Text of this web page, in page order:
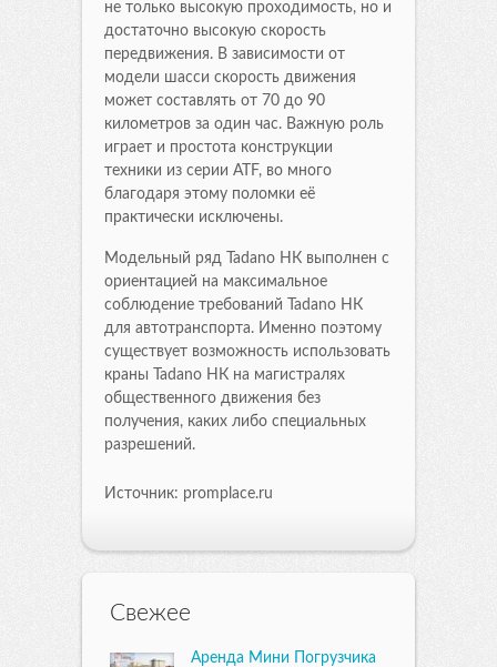
не только высокую проходимость, но и
достаточно высокую скорость
передвижения. В зависимости от
модели шасси скорость движения
может составлять от 70 до 90
километров за один час. Важную роль
играет и простота конструкции
техники из серии ATF, во много
благодаря этому поломки её
практически исключены.
Модельный ряд Tadano НК выполнен с
ориентацией на максимальное
соблюдение требований Tadano НК
для автотранспорта. Именно поэтому
существует возможность использовать
краны Tadano НК на магистралях
общественного движения без
получения, каких либо специальных
разрешений.
Источник: promplace.ru
Свежее
Аренда Мини Погрузчика